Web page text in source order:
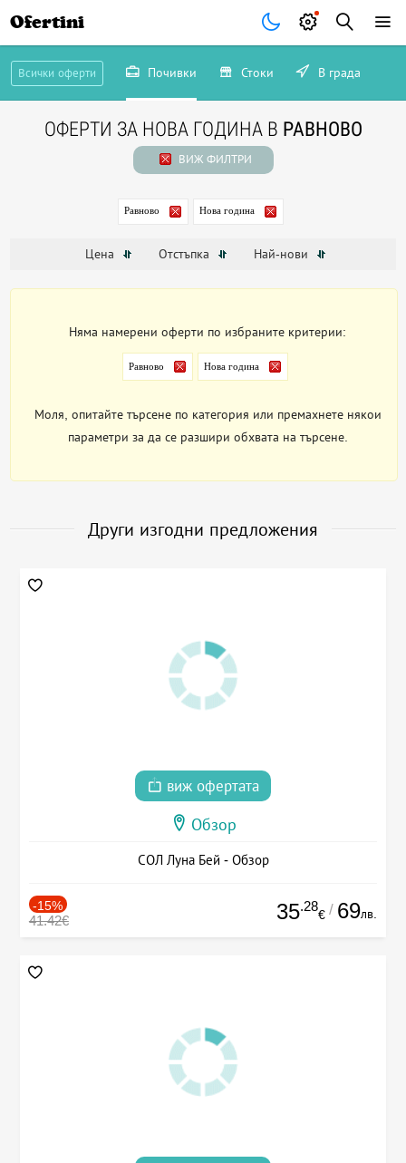
Ofertini
Всички оферти Почивки Стоки В града
ОФЕРТИ ЗА НОВА ГОДИНА В РАВНОВО
ВИЖ ФИЛТРИ
Равново Нова година
Цена Отстъпка Най-нови
Няма намерени оферти по избраните критерии:
Равново Нова година
Моля, опитайте търсене по категория или премахнете някои
параметри за да се разшири обхвата на търсене.
Други изгодни предложения
виж офертата
Обзор
СОЛ Луна Бей - Обзор
-15%
41.42€ 35.28
€ / 69лв.